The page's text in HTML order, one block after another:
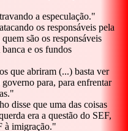
a especulação."
os responsáveis pela
são os responsáveis
e os fundos
que abriram (...) basta ver
para, para enfrentar
"
disse que uma das coisas
era a questão do SEF,
à imigração."